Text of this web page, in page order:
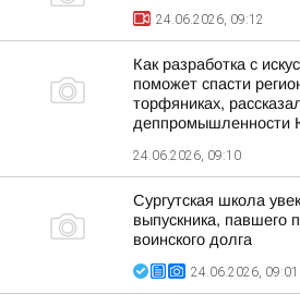
24.06.2026, 09:12
Как разработка с
поможет спасти
торфяниках,
деппромышленности
24.06.2026, 09:10
Сургутская школа
выпускника, павшего
воинского долга
24.06.2026, 09:01